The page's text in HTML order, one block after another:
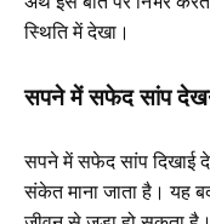
स्थिति में देखा।
सपने में सफेद सांप
सपने में सफेद सांप दिखाई
संकेत माना जाता है। यह